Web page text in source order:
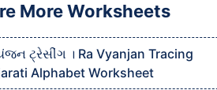
More Worksheets
ટ્રેસીંગ । Ra Vyanjan Tracing
Alphabet Worksheet